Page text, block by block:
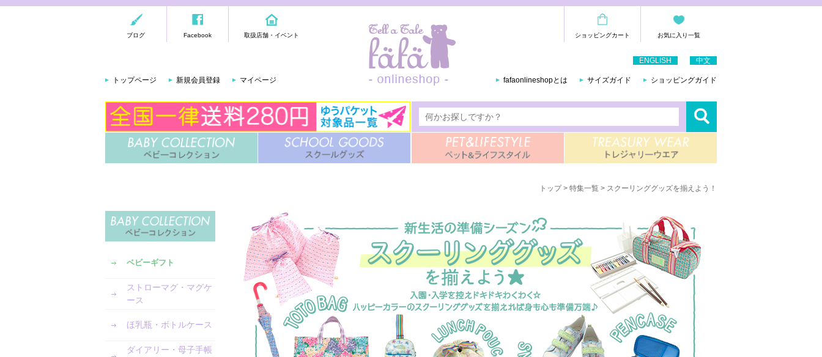
ブログ Facebook 取扱店舗・イベント ショッピングカート お気に入り一覧
ENGLISH 中文
トップページ 新規会員登録 マイページ fafaonlineshopとは サイズガイド ショッピングガイド
ベビーギフト
ストローマグ・マグケ
ース
ほ乳瓶・ボトルケース
ダイアリー・母子手帳
トップ> 特集一覧 > スクーリンググッズを揃えよう！